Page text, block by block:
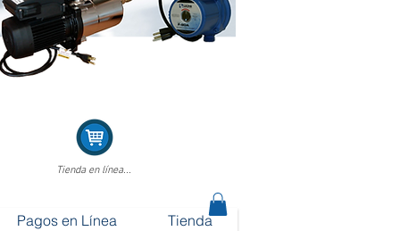
Tienda en línea...
Pagos en Línea Tienda